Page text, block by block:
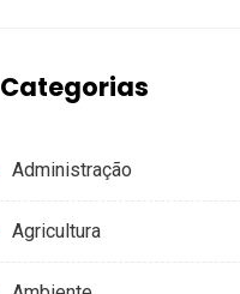
Categorias
Administração
Agricultura